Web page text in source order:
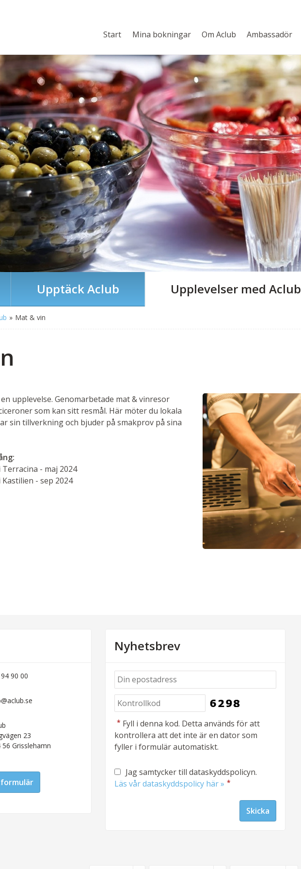
Start Mina bokningar Om Aclub Ambassadör
Upptäck Aclub Upplevelser med Aclub
» Mat & vin
upplevelse. Genomarbetade mat & vinresor
som kan sitt resmål. Här möter du lokala
sin tillverkning och bjuder på smakprov på sina
- maj 2024
- sep 2024
90 00
23
56 Grisslehamn
Nyhetsbrev
* Fyll i denna kod. Detta används för att
kontrollera att det inte är en dator som
fyller i formulär automatiskt.
Jag samtycker till dataskyddspolicyn.
Läs vår dataskyddspolicy här » *